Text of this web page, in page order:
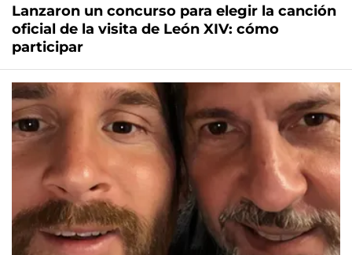
Lanzaron un concurso para elegir la canción
oficial de la visita de León XIV: cómo
participar